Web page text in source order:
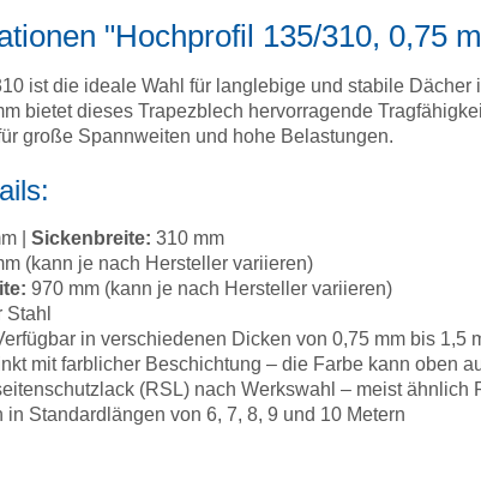
"Hochprofil 135/310, 0,75
ist die ideale Wahl für langlebige und stabile
bietet dieses Trapezblech hervorragende
große Spannweiten und hohe Belastungen.
| Sickenbreite: 310 mm
(kann je nach Hersteller variieren)
970 mm (kann je nach Hersteller variieren)
Stahl
in verschiedenen Dicken von 0,75 mm bis 1,5
mit farblicher Beschichtung – die Farbe kann oben
(RSL) nach Werkswahl – meist
in Standardlängen von 6, 7, 8, 9 und 10 Metern